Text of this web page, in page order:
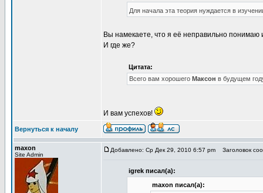
Для начала эта теория нуждается в
Вы намекаете, что я её неправильно понимаю
И где же?
Цитата:
Всего вам хорошего Максон в будущем
И вам успехов!
Вернуться к началу
maxon
Site Admin
Добавлено: Ср Дек 29, 2010 6:57 pm Заголовок
igrek писал(а):
maxon писал(а):